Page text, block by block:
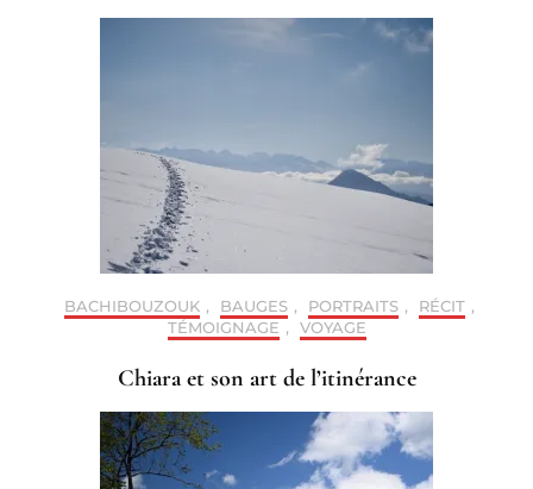
BACHIBOUZOUK , BAUGES , PORTRAITS , RÉCIT ,
TÉMOIGNAGE , VOYAGE
Chiara et son art de l’itinérance